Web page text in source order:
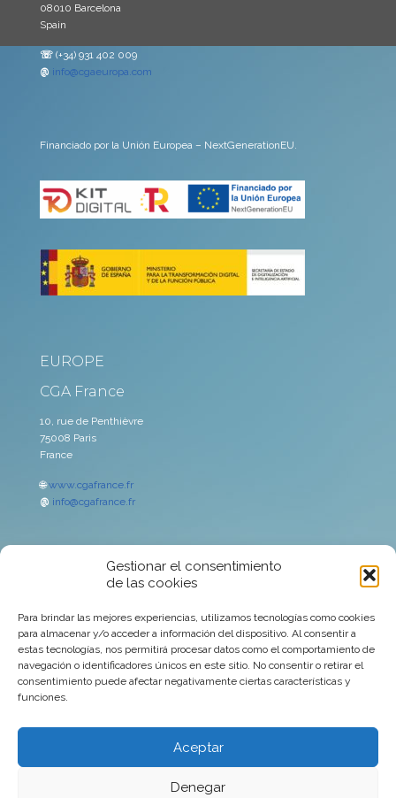
Gestionar el consentimiento
de las cookies
Para brindar las mejores experiencias, utilizamos tecnologías como cookies
para almacenar y/o acceder a información del dispositivo. Al consentir a
estas tecnologías, nos permitirá procesar datos como el comportamiento de
navegación o identificadores únicos en este sitio. No consentir o retirar el
consentimiento puede afectar negativamente ciertas características y
funciones.
Aceptar
Denegar
08010 Barcelona
Spain
☏ (+34) 931 402 009
@ info@cgaeuropa.com
Financiado por la Unión Europea – NextGenerationEU.
EUROPE
CGA France
10, rue de Penthièvre
75008 Paris
France
🌐www.cgafrance.fr
@ info@cgafrance.fr
Mercado de Capitales
Política de cookies
Política de privacidad